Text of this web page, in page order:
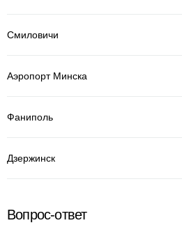
Смиловичи
Аэропорт Минска
Фаниполь
Дзержинск
Вопрос-ответ